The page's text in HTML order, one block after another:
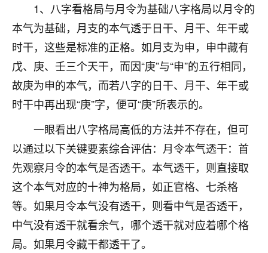
1、八字看格局与月令为基础八字格局以月令的
本气为基础，月支的本气透于日干、月干、年干或
时干，这些是标准的正格。如月支为申，申中藏有
戊、庚、壬三个天干，而因“庚”与“申”的五行相同，
故庚为申的本气，而若八字的日干、月干、年干或
时干中再出现“庚”字，便可“庚”所表示的。
一眼看出八字格局高低的方法并不存在，但可
以通过以下关键要素综合评估：月令本气透干：首
先观察月令的本气是否透干。本气透干，则直接取
这个本气对应的十神为格局，如正官格、七杀格
等。如果月令本气没有透干，则看中气是否透干，
中气没有透干就看余气，哪个透干就对应着哪个格
局。如果月令藏干都透干了。
我也想找老师看看，有没有人给个联系方式的啊？
鹿森：慧来老师微信：gjsy0624
1天前 来自江西 12
青春168
2天前 来自山西 15
Jessica李
老师做不做超度法事？我想给我奶奶做超度，她今年
刚去世了。
七零老顽童：我母亲前年离世，刚开始我经常
做梦梦见她，后来也是朋友介绍，找到慧来老
师，安排了超度法事，做梦再也没有梦到过